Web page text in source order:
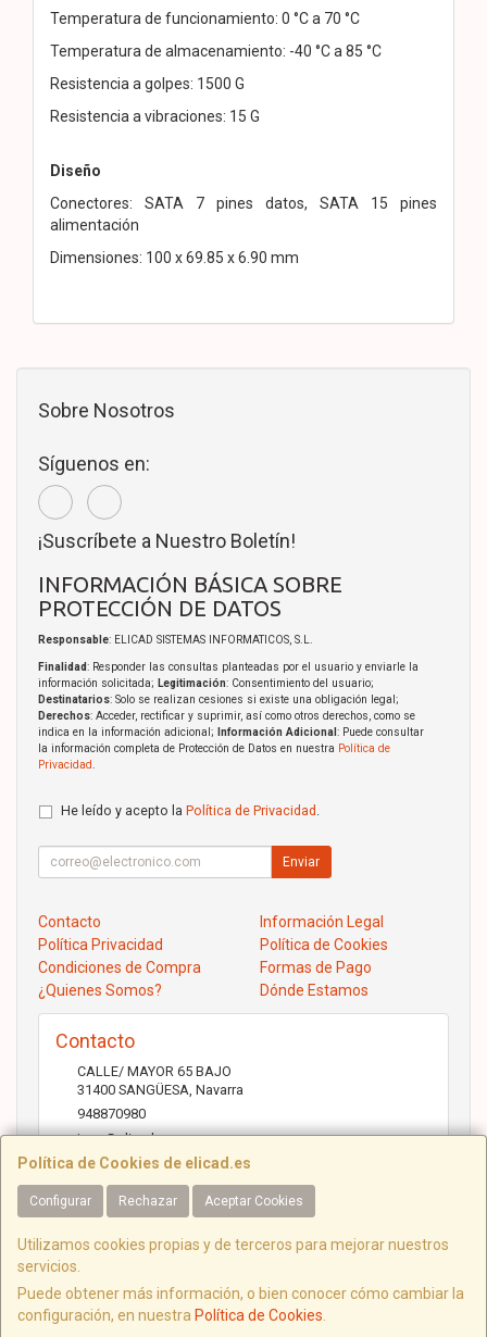
Temperatura de funcionamiento: 0 °C a 70 °C
Temperatura de almacenamiento: -40 °C a 85 °C
Resistencia a golpes: 1500 G
Resistencia a vibraciones: 15 G
Diseño
Conectores: SATA 7 pines datos, SATA 15 pines
alimentación
Dimensiones: 100 x 69.85 x 6.90 mm
Política de Cookies de elicad.es
Configurar Rechazar Aceptar Cookies
Utilizamos cookies propias y de terceros para mejorar nuestros
servicios.
Puede obtener más información, o bien conocer cómo cambiar la
configuración, en nuestra Política de Cookies
Sobre Nosotros
Síguenos en:
¡Suscríbete a Nuestro Boletín!
INFORMACIÓN BÁSICA SOBRE
PROTECCIÓN DE DATOS
Responsable: ELICAD SISTEMAS INFORMATICOS, S.L.
Finalidad: Responder las consultas planteadas por el usuario y enviarle la
información solicitada; Legitimación: Consentimiento del usuario;
Destinatarios: Solo se realizan cesiones si existe una obligación legal;
Derechos: Acceder, rectificar y suprimir, así como otros derechos, como se
indica en la información adicional;
Información Adicional : Puede consultar
la información completa de Protección de Datos en nuestra Política de
Privacidad
He leído y acepto la Política de Privacidad
Enviar
Contacto
Información Legal
Política Privacidad
Política de Cookies
Condiciones de Compra
Formas de Pago
¿Quienes Somos?
Dónde Estamos
Contacto
CALLE/ MAYOR 65 BAJO
31400 SANGÜESA Navarra
948870980
jose@elicad.com
Horario
Lunes a Viernes 9:30 a 20:00 Sábados 10.00 a 14.00
C/ Mayor, 65, 31400, Navarra, España. - C.I.F.: B31843022 - Tfno: 948870980